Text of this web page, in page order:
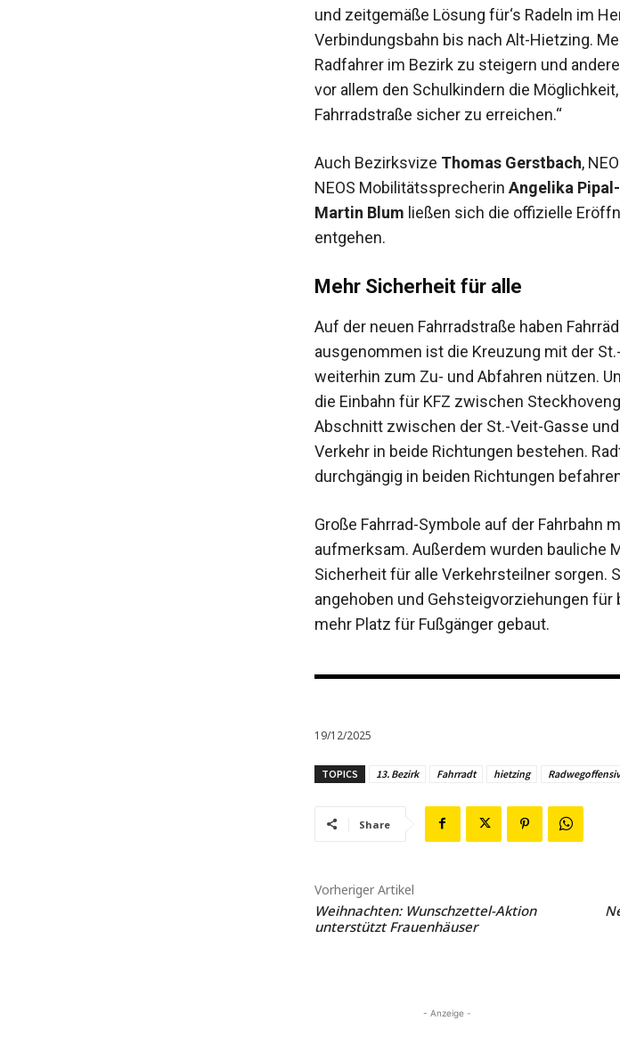
und zeitgemäße Lösung für‘s Radeln im
Verbindungsbahn bis nach Alt-Hietzing.
Radfahrer im Bezirk zu steigern und
vor allem den Schulkindern die
Fahrradstraße sicher zu erreichen.“
Auch Bezirksvize Thomas Gerstbach,
NEOS Mobilitätssprecherin Angelika
Martin Blum ließen sich die offizielle
entgehen.
Mehr Sicherheit für alle
Auf der neuen Fahrradstraße haben
ausgenommen ist die Kreuzung mit der
weiterhin zum Zu- und Abfahren nützen.
die Einbahn für KFZ zwischen
Abschnitt zwischen der St.-Veit-Gasse
Verkehr in beide Richtungen bestehen.
durchgängig in beiden Richtungen
Große Fahrrad-Symbole auf der Fahrbahn
aufmerksam. Außerdem wurden bauliche
Sicherheit für alle Verkehrsteilner sorgen.
angehoben und Gehsteigvorziehungen
mehr Platz für Fußgänger gebaut.
19/12/2025
TOPICS 13. Bezirk Fahrradt hietzing
Share
Vorheriger Artikel
Weihnachten: Wunschzettel-Aktion
unterstützt Frauenhäuser
- Anzeige -